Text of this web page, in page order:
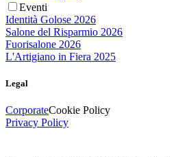
Eventi
Identità Golose 2026
Salone del Risparmio 2026
Fuorisalone 2026
L'Artigiano in Fiera 2025
Legal
CorporateCookie Policy
Privacy Policy